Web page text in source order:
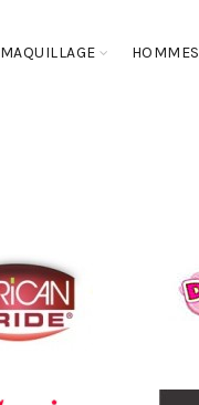
MAQUILLAGE HOMMES